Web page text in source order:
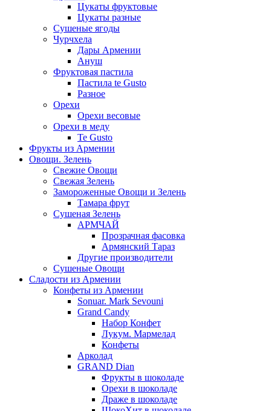
Цукаты фруктовые
Цукаты разные
Сушеные ягоды
Чурчхела
Дары Армении
Ануш
Фруктовая пастила
Пастила te Gusto
Разное
Орехи
Орехи весовые
Орехи в меду
Te Gusto
Фрукты из Армении
Овощи. Зелень
Свежие Овощи
Свежая Зелень
Замороженные Овощи и Зелень
Тамара фрут
Сушеная Зелень
АРМЧАЙ
Прозрачная фасовка
Армянский Тараз
Другие производители
Сушеные Овощи
Сладости из Армении
Конфеты из Армении
Sonuar. Mark Sevouni
Grand Candy
Набор Конфет
Лукум. Мармелад
Конфеты
Арколад
GRAND Dian
Фрукты в шоколаде
Орехи в шоколаде
Драже в шоколаде